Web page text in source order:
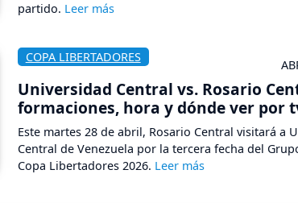
partido.
COPA LIBERTADORES
Universidad Central vs. Rosario
formaciones, hora y dónde ver por
Este martes 28 de abril, Rosario Central visitará a
Central de Venezuela por la tercera fecha del
Copa Libertadores 2026.